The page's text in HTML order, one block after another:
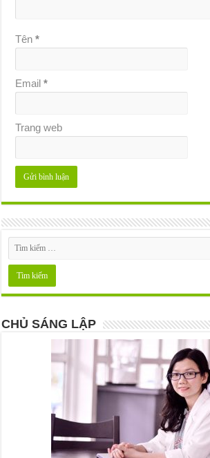
Tên*
Email*
Trang web
CHỦ SÁNG LẬP